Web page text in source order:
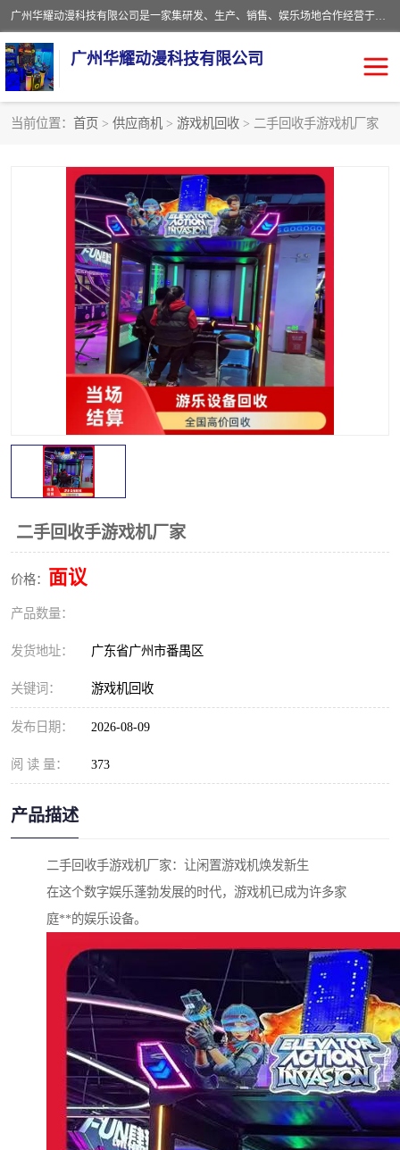
广州华耀动漫科技有限公司是一家集研发、生产、销售、娱乐场地合作经营于一体的动漫游戏公司。本公司拥有一支年轻化集研发生产到售后服务的队伍，及时地为客户提供、赚钱的产品。本公司以雄厚的实力、合理的价格、优良的服务与多家企业建立了长期的合作关系。热诚欢迎各界前来参观、考察、洽谈业务。目前公司经营的产品有：各种捕渔游戏机系列，大型模拟机系列、轮盘机系列、连线机系列、框体机系列、玛莉机系列等。
广州华耀动漫科技有限公司
当前位置： 首页 > 供应商机 > 游戏机回收 > 二手回收手游戏机厂家
二手回收手游戏机厂家
价格： 面议
产品数量：
发货地址： 广东省广州市番禺区
关键词： 游戏机回收
发布日期： 2026-08-09
阅 读 量： 373
产品描述
二手回收手游戏机厂家：让闲置游戏机焕发新生
在这个数字娱乐蓬勃发展的时代，游戏机已成为许多家
庭**的娱乐设备。
赛车回收 电玩城回收
模拟机回收 儿童机回收
游戏厅回收 *机回收